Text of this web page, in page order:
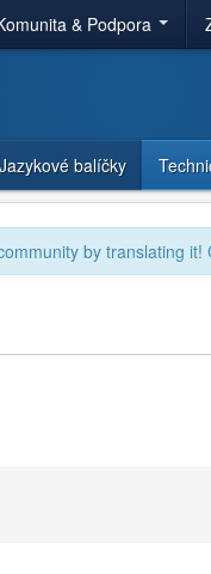
& Podpora
Jazykové balíčky
by translating it!